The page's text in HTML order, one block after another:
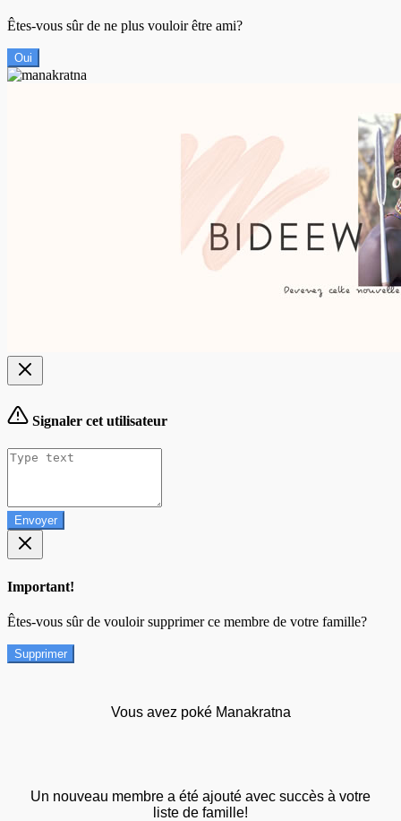
Êtes-vous sûr de ne plus vouloir être ami?
Oui
Signaler cet utilisateur
Envoyer
Important!
Êtes-vous sûr de vouloir supprimer ce membre de votre famille?
Supprimer
Vous avez poké Manakratna
Un nouveau membre a été ajouté avec succès à votre
liste de famille!